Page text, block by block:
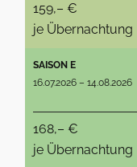
159,– €
je Übernachtung
SAISON E
16.07.2026 – 14.08.2026
168,– €
je Übernachtung